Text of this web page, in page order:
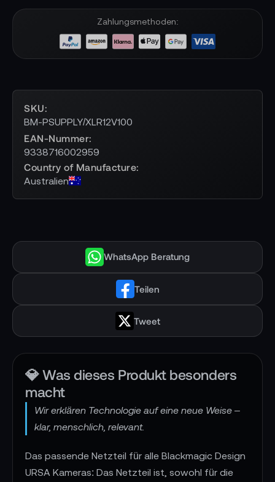
Zahlungsmethoden:
SKU
BM-PSUPPLY/XLR12V100
EAN-Nummer
9338716002959
Country of Manufacture
Australien
WhatsApp Beratung
Teilen
Tweet
💎 Was dieses Produkt besonders
macht
Wir erklären Technologie auf eine neue Weise –
klar, menschlich, relevant.
Das passende Netzteil für alle Blackmagic Design
URSA Kameras: Das Netzteil ist, sowohl für die